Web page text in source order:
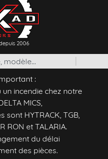
2006
:
incendie chez notre
MICS,
sont HYTRACK, TGB,
RON et TALARIA.
du délai
des pièces.